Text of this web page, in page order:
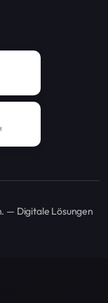
— Digitale Lösungen